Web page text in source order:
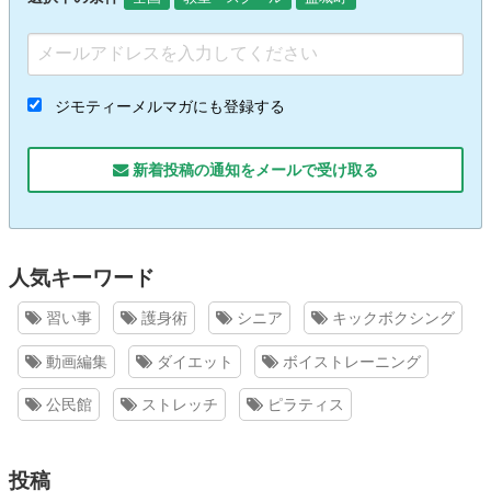
ジモティーメルマガにも登録する
新着投稿の通知をメールで受け取る
人気キーワード
習い事 護身術 シニア キックボクシング
動画編集 ダイエット ボイストレーニング
公民館 ストレッチ ピラティス
投稿